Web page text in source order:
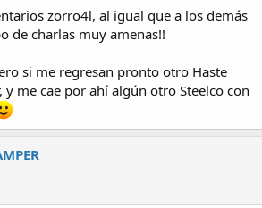
zorro4l, al igual que a los demás
de charlas muy amenas!!
si me regresan pronto otro Haste
y me cae por ahí algún otro Steelco con